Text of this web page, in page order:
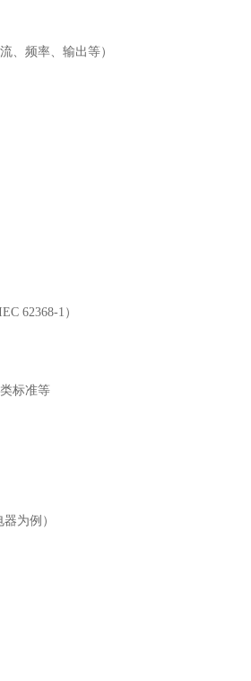
、频率、输出等）
62368-1）
标准等
为例）